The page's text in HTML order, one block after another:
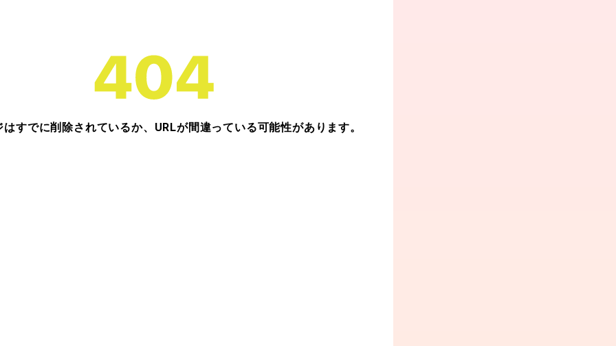
すでに削除されているか、URLが間違っている可能性があります。